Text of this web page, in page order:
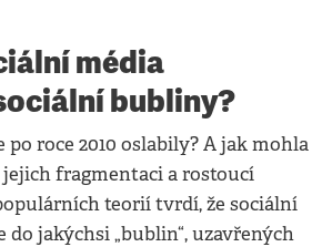
média
bubliny?
roce 2010 oslabily? A jak mohla
fragmentaci a rostoucí
teorií tvrdí, že sociální
jakýchsi „bublin“, uzavřených